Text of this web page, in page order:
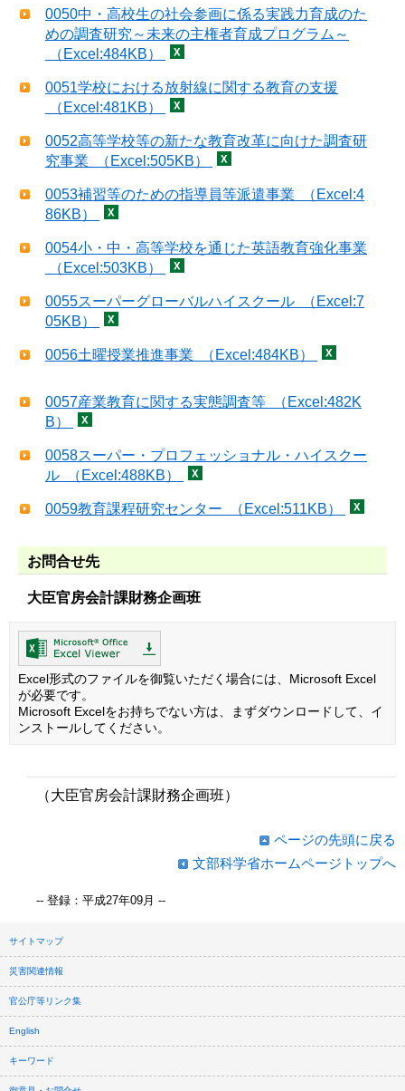
0050中・高校生の社会参画に係る実践力育成のた
めの調査研究～未来の主権者育成プログラム～
（Excel:484KB）
0051学校における放射線に関する教育の支援
（Excel:481KB）
0052高等学校等の新たな教育改革に向けた調査研
究事業 （Excel:505KB）
0053補習等のための指導員等派遣事業 （Excel:4
86KB）
0054小・中・高等学校を通じた英語教育強化事業
（Excel:503KB）
0055スーパーグローバルハイスクール （Excel:7
05KB）
0056土曜授業推進事業 （Excel:484KB）
0057産業教育に関する実態調査等 （Excel:482K
B）
0058スーパー・プロフェッショナル・ハイスクー
ル （Excel:488KB）
0059教育課程研究センター （Excel:511KB）
お問合せ先
大臣官房会計課財務企画班
Excel形式のファイルを御覧いただく場合には、Microsoft Excel
が必要です。
Microsoft Excelをお持ちでない方は、まずダウンロードして、イ
ンストールしてください。
（大臣官房会計課財務企画班）
ページの先頭に戻る
文部科学省ホームページトップへ
-- 登録：平成27年09月 --
サイトマップ
災害関連情報
官公庁等リンク集
English
キーワード